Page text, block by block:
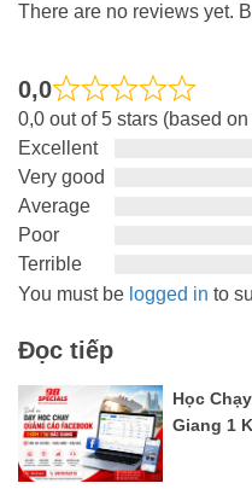
There are no reviews yet.
0,0
Rated
0,0 out of 5 stars (based
Excellent
Very good
Average
Poor
Terrible
You must be logged in to
Đọc tiếp
Học
Giang 1